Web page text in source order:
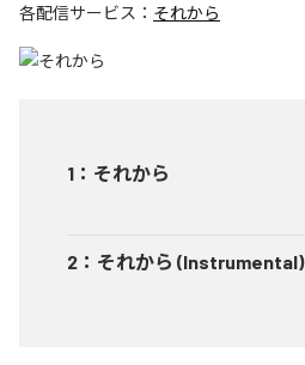
各配信サービス： それから
1 ： それから
2 ： それから (Instrumental)